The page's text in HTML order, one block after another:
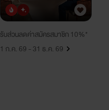
ยอดนิยมมาใหม่
รับส่วนลดค่าสมัครสมาชิก 10%*
1 ก.ค. 69 - 31 ธ.ค. 69